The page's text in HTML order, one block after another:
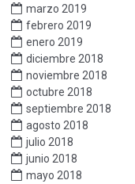
marzo 2019
febrero 2019
enero 2019
diciembre 2018
noviembre 2018
octubre 2018
septiembre 2018
agosto 2018
julio 2018
junio 2018
mayo 2018